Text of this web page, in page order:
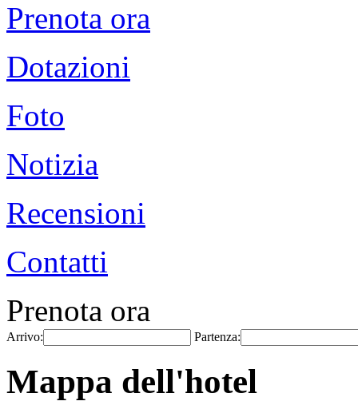
Prenota ora
Dotazioni
Foto
Notizia
Recensioni
Contatti
Prenota ora
Arrivo: Partenza:
Mappa dell'hotel